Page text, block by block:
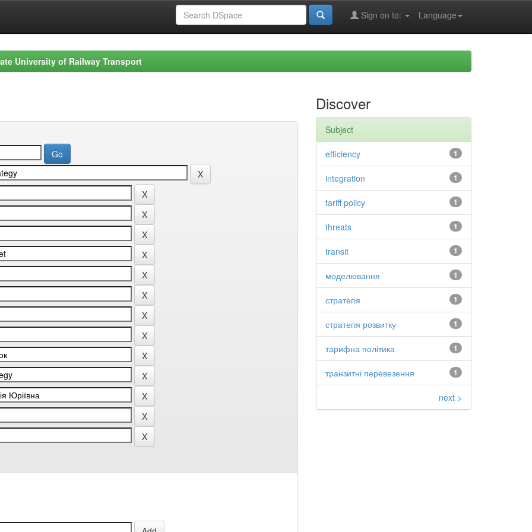
Language
Sign on to:
University of Railway Transport
Discover
Subject
1
efficiency
1
integration
1
tariff policy
1
threats
1
transit
1
моделювання
1
стратегія
1
стратегія розвитку
1
тарифна політика
1
транзитні перевезення
next >